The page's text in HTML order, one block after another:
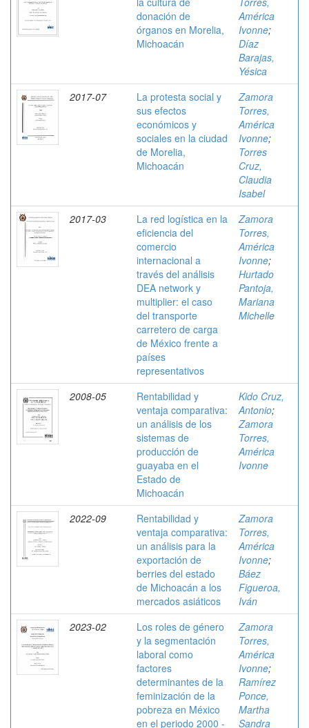
donación de
órganos en Morelia,
Michoacán
América
Ivonne;
Díaz
Barajas,
Yésica
2017-07
La protesta social y
sus efectos
económicos y
sociales en la ciudad
de Morelia,
Michoacán
Zamora
Torres,
América
Ivonne;
Torres
Cruz,
Claudia
Isabel
2017-03
La red logística en la
eficiencia del
comercio
internacional a
través del análisis
DEA network y
multiplier: el caso
del transporte
carretero de carga
de México frente a
países
representativos
Zamora
Torres,
América
Ivonne;
Hurtado
Pantoja,
Mariana
Michelle
2008-05
Rentabilidad y
ventaja comparativa:
un análisis de los
sistemas de
producción de
guayaba en el
Estado de
Michoacán
Kido Cruz,
Antonio;
Zamora
Torres,
América
Ivonne
2022-09
Rentabilidad y
ventaja comparativa:
un análisis para la
exportación de
berries del estado
de Michoacán a los
mercados asiáticos
Zamora
Torres,
América
Ivonne;
Báez
Figueroa,
Iván
2023-02
Los roles de género
y la segmentación
laboral como
factores
determinantes de la
feminización de la
pobreza en México
en el periodo 2000 -
Zamora
Torres,
América
Ivonne;
Ramírez
Ponce,
Martha
Sandra